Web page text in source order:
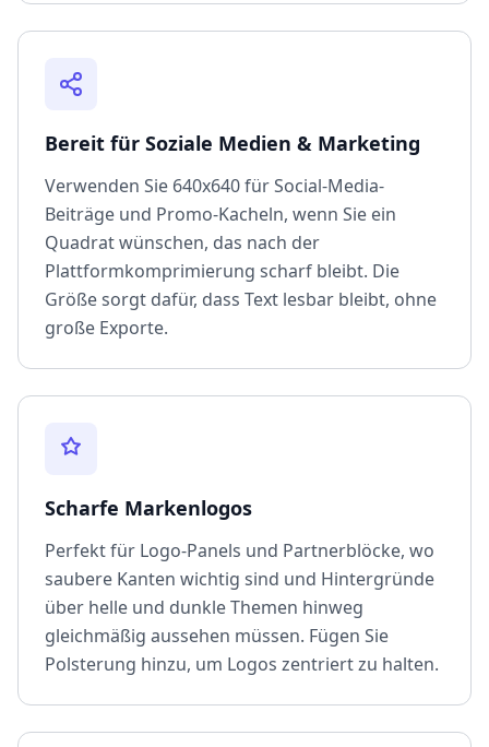
Bereit für Soziale Medien & Marketing
Verwenden Sie 640x640 für Social-Media-
Beiträge und Promo-Kacheln, wenn Sie ein
Quadrat wünschen, das nach der
Plattformkomprimierung scharf bleibt. Die
Größe sorgt dafür, dass Text lesbar bleibt, ohne
große Exporte.
Scharfe Markenlogos
Perfekt für Logo-Panels und Partnerblöcke, wo
saubere Kanten wichtig sind und Hintergründe
über helle und dunkle Themen hinweg
gleichmäßig aussehen müssen. Fügen Sie
Polsterung hinzu, um Logos zentriert zu halten.